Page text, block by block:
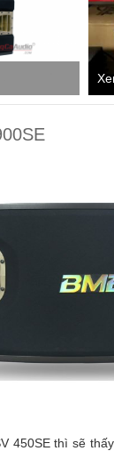
450SE thì sẽ